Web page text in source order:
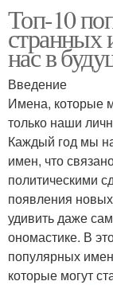
Топ-10
странных
нас в
Введение
Имена, которые
только наши
Каждый год мы
имен, что
политическими
появления
удивить даже
ономастике. В
популярных
которые могут